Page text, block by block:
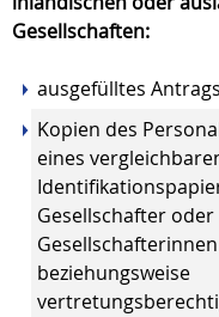
Gesellschaften:
ausgefülltes
Kopien des
eines
Gesellschafter oder
Gesellschafterinnen
beziehungsweise